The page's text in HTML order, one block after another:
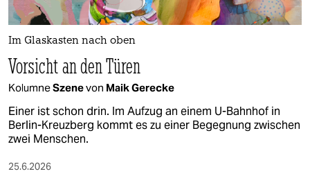
Im Glaskasten nach oben
Vorsicht an den Türen
KolumneSzenevon Maik Gerecke
Einer ist schon drin. Im Aufzug an einem U-Bahnhof in
Berlin-Kreuzberg kommt es zu einer Begegnung zwischen
zwei Menschen.
25.6.2026